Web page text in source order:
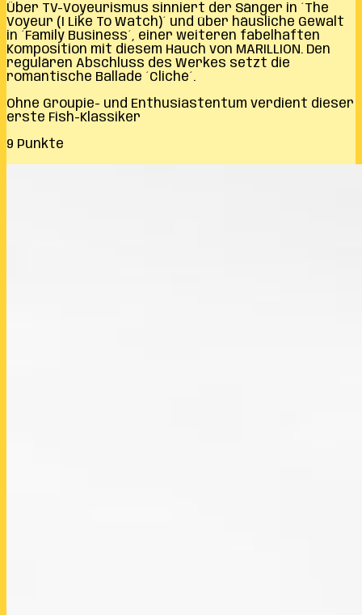
Über TV-Voyeurismus sinniert der Sänger in ´The
Voyeur (I Like To Watch)´ und über häusliche Gewalt
in ´Family Business´, einer weiteren fabelhaften
Komposition mit diesem Hauch von MARILLION. Den
regulären Abschluss des Werkes setzt die
romantische Ballade ´Cliché´.
Ohne Groupie- und Enthusiastentum verdient dieser
erste Fish-Klassiker
9 Punkte